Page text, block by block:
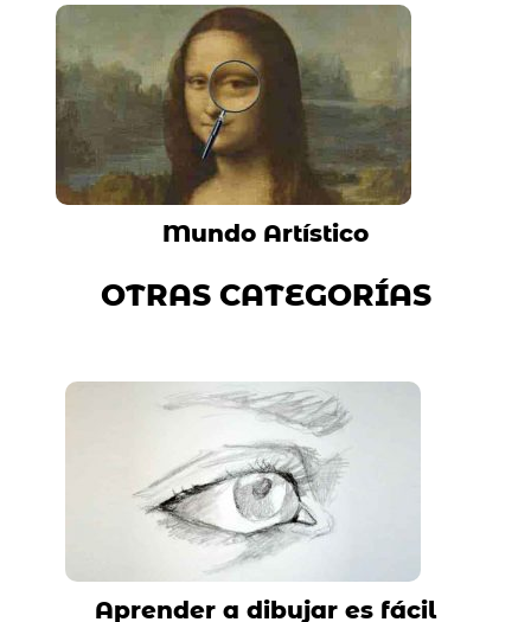
Mundo Artístico
OTRAS CATEGORÍAS
Aprender a dibujar es fácil